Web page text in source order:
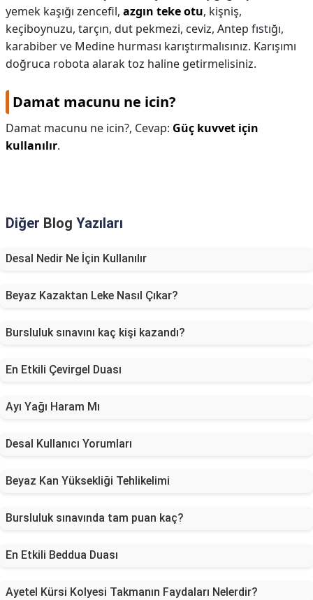
yemek kaşığı zencefil, azgın teke otu, kişniş,
keçiboynuzu, tarçın, dut pekmezi, ceviz, Antep fıstığı,
karabiber ve Medine hurması karıştırmalısınız. Karışımı
doğruca robota alarak toz haline getirmelisiniz.
Damat macunu ne icin?
Damat macunu ne icin?, Cevap: Güç kuvvet için
kullanılır.
Diğer Blog Yazıları
Desal Nedir Ne İçin Kullanılır
Beyaz Kazaktan Leke Nasıl Çıkar?
Bursluluk sınavını kaç kişi kazandı?
En Etkili Çevirgel Duası
Ayı Yağı Haram Mı
Desal Kullanıcı Yorumları
Beyaz Kan Yüksekliği Tehlikelimi
Bursluluk sınavında tam puan kaç?
En Etkili Beddua Duası
Ayetel Kürsi Kolyesi Takmanın Faydaları Nelerdir?